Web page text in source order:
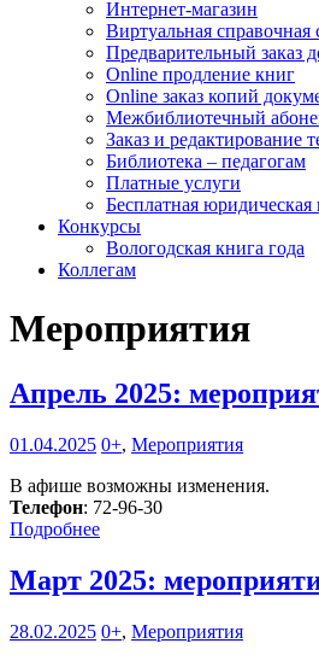
Интернет-магазин
Виртуальная справочная
Предварительный заказ
Online продление книг
Online заказ копий
Межбиблиотечный
Заказ и редактирование
Библиотека – педагогам
Платные услуги
Бесплатная
Конкурсы
Вологодская книга года
Коллегам
Мероприятия
Апрель 2025:
01.04.2025 0+, Мероприятия
В афише возможны изменения.
Телефон: 72-96-30
Подробнее
Март 2025:
28.02.2025 0+, Мероприятия